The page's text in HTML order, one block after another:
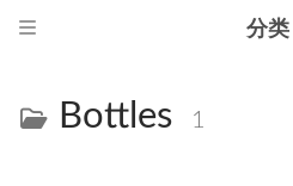
分类
Bottles 1